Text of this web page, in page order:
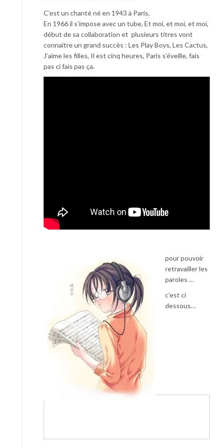
C’est un chanté né en 1943 à Paris,
En 1966 il s’impose avec un tube, Et moi, et moi, et moi,
début de sa collaboration et plusieurs titres vont
connaitre un grand succès : Les Play Boys, Les Cactus,
J’aime les filles, Il est cinq heures, Paris s’éveille, fais
pas ci fais pas ça.
pour pouvoir
retravailler les
paroles …
c’est ci
dessous…